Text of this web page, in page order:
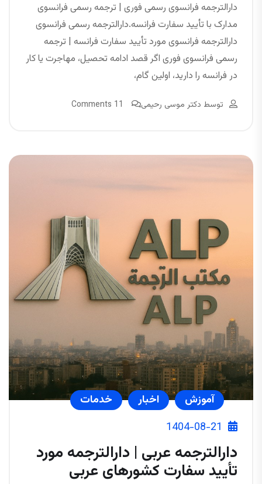
دارالترجمه فرانسوی رسمی فوری | ترجمه رسمی فرانسوی
مدارک با تأیید سفارت فرانسه.دارالترجمه رسمی فرانسوی
دارالترجمه فرانسوی مورد تأیید سفارت فرانسه | ترجمه
رسمی فرانسوی فوری اگر قصد ادامه تحصیل، مهاجرت یا کار
در فرانسه را دارید، اولین گام،
توسط دکتر موسی رحیمی 11 Comments
آموزش اخبار
خدمات
1404-08-21
دارالترجمه عربی | دارالترجمه مورد
تأیید سفارت کشورهای عربی